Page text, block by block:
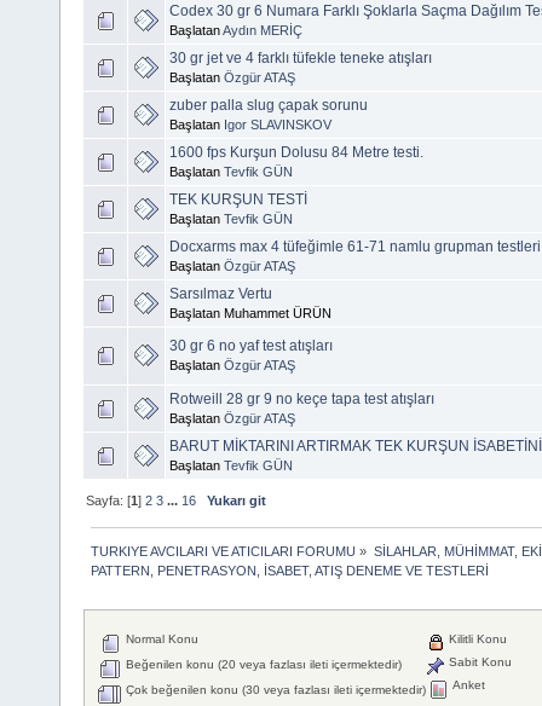
Codex 30 gr 6 Numara Farklı Şoklarla Saçma Dağılım
BaşlatanAydın MERİÇ
30 gr jet ve 4 farklı tüfekle teneke atışları
Başlatan Özgür ATAŞ
zuber palla slug çapak sorunu
Başlatan Igor SLAVINSKOV
1600 fps Kurşun Dolusu 84 Metre testi.
Başlatan Tevfik GÜN
TEK KURŞUN TESTİ
Başlatan Tevfik GÜN
Docxarms max 4 tüfeğimle 61-71 namlu grupman testleri
Başlatan Özgür ATAŞ
Sarsılmaz Vertu
Başlatan Muhammet ÜRÜN
30 gr 6 no yaf test atışları
Başlatan Özgür ATAŞ
Rotweill 28 gr 9 no keçe tapa test atışları
Başlatan Özgür ATAŞ
BARUT MİKTARINI ARTIRMAK TEK KURŞUN
Başlatan Tevfik GÜN
Sayfa: [1]2 3 ... 16 Yukarı git
TURKIYE AVCILARI VE ATICILARI FORUMU » SİLAHLAR, MÜHİMMAT,
PATTERN, PENETRASYON, İSABET, ATIŞ DENEME VE TESTLERİ
Normal Konu
Beğenilen konu (20 veya fazlası ileti içermektedir)
Çok beğenilen konu (30 veya fazlası ileti içermektedir)
Kilitli Konu
Sabit Konu
Anket